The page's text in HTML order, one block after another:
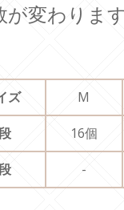
が変わりま
ズ M
16個
-